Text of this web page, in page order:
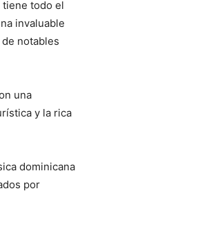
tiene todo el
invaluable
notables
una
y la rica
dominicana
por